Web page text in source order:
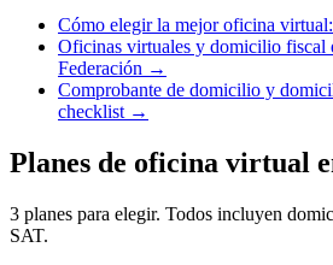
Cómo elegir la mejor oficina
Oficinas virtuales y domicilio fiscal
Federación →
Comprobante de domicilio y
checklist →
Planes de oficina virtual
3 planes para elegir. Todos incluyen
SAT.